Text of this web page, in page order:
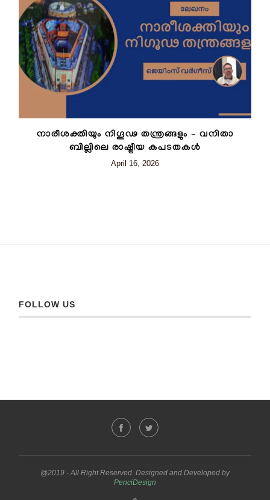
നാരീശക്തിയും നിഗൂഢ തന്ത്രങ്ങളും – വനിതാ
ബില്ലിലെ രാഷ്ട്രീയ കപടതകൾ
April 16, 2026
FOLLOW US
@2019 - All Right Reserved. Designed and Developed by
PenciDesign